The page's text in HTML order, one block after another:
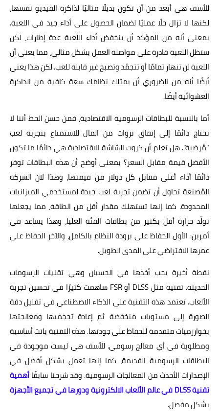
للأسف هي أبعد من أن تكون بديلًا مثاليًا لذاكرة الفيديو نفسها،
لكنها لا تزال حلًا عمليًا لضمان الحصول على أداء جيد في اللعبة.
بمعنى أنه من المؤكد أن ينخفض أداء اللعبة عدة إطارات، لكن
ستظل اللعبة قادرة على مواصلة العمل بشكل مثالي، مما يعني أن
اللعبة لن تنهار تمامًا أو تتجمّد وتصبح غير قابلة للعب. لكن هذا يعني
أيضًا أنه من الضروري أن يمتلك نظامك سعة كافية من الذاكرة
العشوائية أيضًا.
أما بالنسبة للبطاقات الرسومية الاقتصادية، فمن حسن الحظ أننا لا
نحتاج دائمًا إلى إنفاق ثروات من المال للاستمتاع بتجربة لعب
"مُرضية". هل تعلم أن كروت الشاشة الاقتصادية هي دائمًا ما تكون
الأفضل قيمة مقابل السعر؟ بمعنى أوضح أن هذه البطاقات توفر
دائمًا أداء أعلى مقابل كل دولار من قيمتها، وهذا لان الشركة
المُصنعة تحاول أن تضمن تجربة لعب جيدة لمستخدمي الميزانيات
المحدودة. كما إنها تستهلك مقدار أقل من الطاقة، مما يجعلها
تولّد حرارة أقل بكثير من بطاقات الفئة العليا، وهذا يساعد في
أمرين: الأول الحفاظ على برودة النظام بالكامل، والآخر الحفاظ على
عمرها الافتراضي على المدى الطويل.
نقطة أخيرة يجب أخذها في الحسبان وهي تقنيات الرسومات
الحديثة. تقنية مثل DLSS أو FSR ساهمت كثيرًا في تحسين تجربة
الألعاب. تعتمد هذه التقنية على الذكاء الاصطناعي في تقليل دقة
الصورة إلى مستويات منخفضة ثم إعادة تحجميها ومعالجتها
بخوارزميات متقدمة للحفاظ على جودتها. هذه التقنية باتت أساسية
ومطلوبة في أي معالج رسومي. للأسف هي ليست موجودة في
البطاقات الرسومية القديمة، كما إنها تعمل بشكل أفضل في
الإصدارات الأحدث من المعالجات الرسومية. وقد شرحنا سابقًاأهمية
تقنية DLSS في عالم الألعاب الالكترونية ودورها في تجميع الأجهزة
بشكل مفصل.